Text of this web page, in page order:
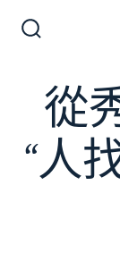
切
換
關 從
“人